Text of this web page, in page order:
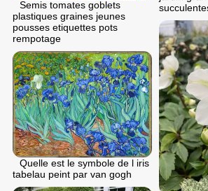
Semis tomates goblets
plastiques graines jeunes
pousses etiquettes pots
rempotage
Quelle est le symbole de l iris
tabelau peint par van gogh